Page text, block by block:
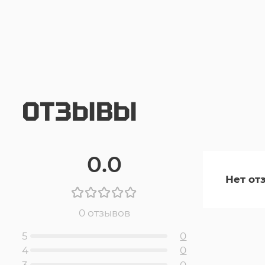
ОТЗЫВЫ
0.0
0 отзывов
5
0
4
0
Нет